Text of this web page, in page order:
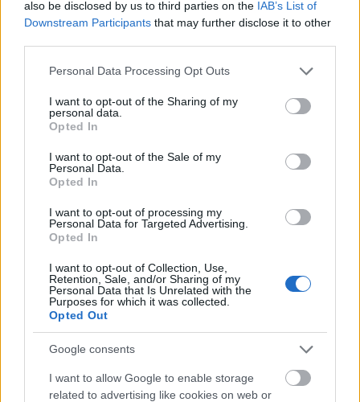
also be disclosed by us to third parties on the IAB’s List of
Downstream Participants that may further disclose it to other
Please note that this website/app uses one or more Google
not limited to your visit or usage behaviour. You may click to
grant or deny consent to Google and its third-party tags to
use your data for below specified purposes in below Google
consent section.
Personal Data Processing Opt Outs
I want to opt-out of the Sharing of my
personal data.
Opted In
I want to opt-out of the Sale of my
Personal Data.
Opted In
I want to opt-out of processing my
Personal Data for Targeted Advertising.
Opted In
I want to opt-out of Collection, Use,
Retention, Sale, and/or Sharing of my
Personal Data that Is Unrelated with the
Purposes for which it was collected.
Opted Out
Google consents
I want to allow Google to enable storage
related to advertising like cookies on web or